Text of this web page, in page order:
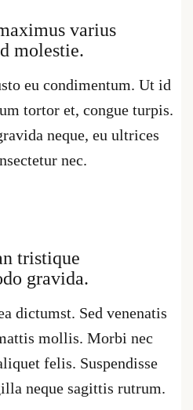
varius
molestie.
eu condimentum. Ut id
tortor et, congue turpis.
neque, eu ultrices
nec.
tristique
gravida.
dictumst. Sed venenatis
mollis. Morbi nec
felis. Suspendisse
neque sagittis rutrum.